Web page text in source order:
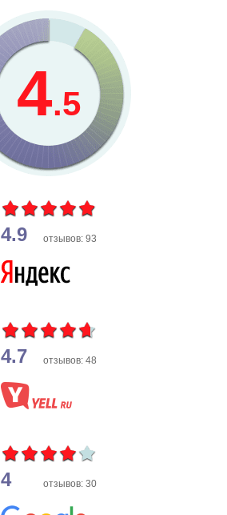
4.5
4.9 отзывов: 93
4.7 отзывов: 48
4 отзывов: 30